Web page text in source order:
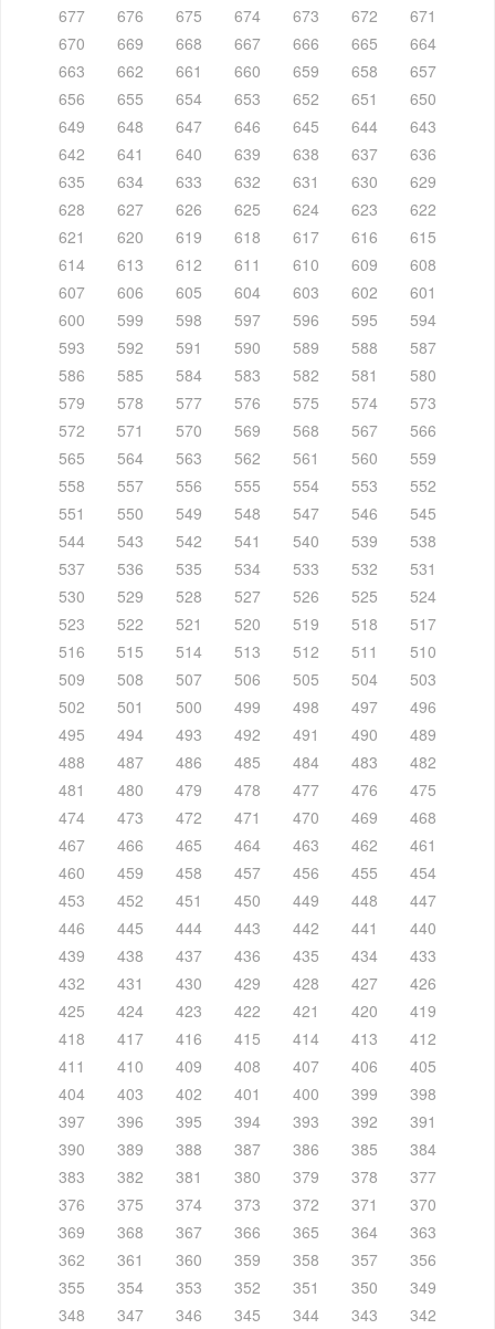
677 676 675 674 673 672
671
670
669 668 667 666 665
664
663
662 661 660 659 658
657
656
655 654 653 652 651
650
649
648 647 646 645 644
643
642
641 640 639 638 637
636
635
634 633 632 631 630
629
628
627 626 625 624 623
622
621
620 619 618 617 616
615
614
613 612 611 610 609
608
607
606 605 604 603 602
601
600
599 598 597 596 595
594
593
592 591 590 589 588
587
586
585 584 583 582 581
580
579
578 577 576 575 574
573
572
571 570 569 568 567
566
565
564 563 562 561 560
559
558
557 556 555 554 553
552
551
550 549 548 547 546
545
544
543 542 541 540 539
538
537
536 535 534 533 532
531
530
529 528 527 526 525
524
523
522 521 520 519 518
517
516
515 514 513 512 511
510
509
508 507 506 505 504
503
502
501 500 499 498 497
496
495
494 493 492 491 490
489
488
487 486 485 484 483
482
481
480 479 478 477 476
475
474
473 472 471 470 469
468
467
466 465 464 463 462
461
460
459 458 457 456 455
454
453
452 451 450 449 448
447
446
445 444 443 442 441
440
439
438 437 436 435 434
433
432
431 430 429 428 427
426
425
424 423 422 421 420
419
418
417 416 415 414 413
412
411
410 409 408 407 406
405
404
403 402 401 400 399
398
397
396 395 394 393 392
391
390
389 388 387 386 385
384
383
382 381 380 379 378
377
376
375 374 373 372 371
370
369
368 367 366 365 364
363
362
361 360 359 358 357
356
355
354 353 352 351 350
349
348
347 346 345 344 343
342